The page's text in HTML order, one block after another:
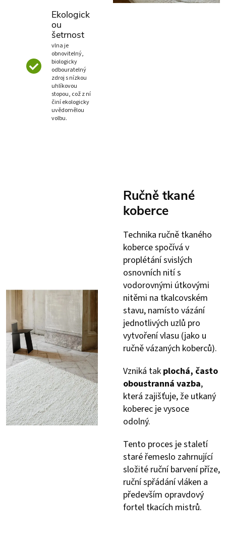
Ekologick
ou
šetrnost
vlna je
obnovitelný,
biologicky
odbouratelný
zdroj s nízkou
uhlíkovou
stopou, což z ní
činí ekologicky
uvědomělou
volbu.
Ručně tkané
koberce
Technika ručně tkaného
koberce spočívá v
proplétání svislých
osnovních nití s
vodorovnými útkovými
nitěmi na tkalcovském
stavu, namísto vázání
jednotlivých uzlů pro
vytvoření vlasu (jako u
ručně vázaných koberců).
Vzniká tak plochá, často
oboustranná vazba,
která zajišťuje, že utkaný
koberec je vysoce
odolný.
Tento proces je staletí
staré řemeslo zahrnující
složité ruční barvení příze,
ruční spřádání vláken a
především opravdový
fortel tkacích mistrů.